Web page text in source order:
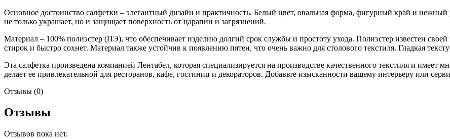
Основное достоинство салфетки – элегантный дизайн и практичность. Белый цвет, овальная форма, фигурный край и
не только украшает, но и защищает поверхность от царапин и загрязнений.
Материал – 100% полиэстер (ПЭ), что обеспечивает изделию долгий срок службы и простоту ухода. Полиэстер известен
стирок и быстро сохнет. Материал также устойчив к появлению пятен, что очень важно для столового текстиля. Гладкая
Эта салфетка произведена компанией Лентабел, которая специализируется на производстве качественного текстиля и
делает ее привлекательной для ресторанов, кафе, гостиниц и декораторов. Добавьте изысканности вашему интерьеру или
Отзывы (0)
Отзывы
Отзывов пока нет.